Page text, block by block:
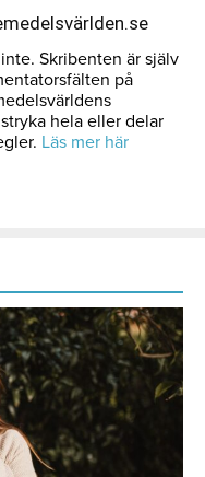
Skribenten är själv
på
hela eller delar
Läs mer här